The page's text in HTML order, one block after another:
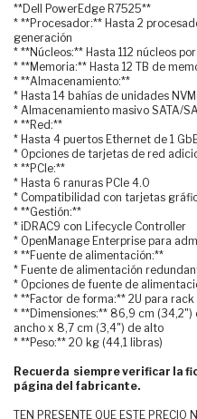
**Dell PowerEdge R7525**
* **Procesador:** Hasta 2
generación
* **Núcleos:** Hasta 112 núcleos
* **Memoria:** Hasta 12 TB de
* **Almacenamiento:**
* Hasta 14 bahías de unidades
* Almacenamiento masivo SATA/
* **Red:**
* Hasta 4 puertos Ethernet de 1
* Opciones de tarjetas de red
* **PCIe:**
* Hasta 6 ranuras PCIe 4.0
* Compatibilidad con tarjetas
* **Gestión:**
* iDRAC9 con Lifecycle Controller
* OpenManage Enterprise para
* **Fuente de alimentación:**
* Fuente de alimentación
* Opciones de fuente de
* **Factor de forma:** 2U para rack
* **Dimensiones:** 86,9 cm
ancho x 8,7 cm (3,4") de alto
* **Peso:** 20 kg (44,1 libras)
Recuerda siempre verificar la
página del fabricante.
TEN PRESENTE QUE ESTE PRECIO